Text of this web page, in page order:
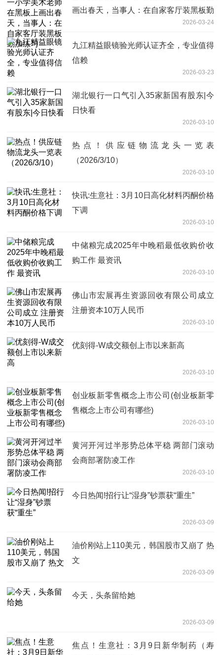
画出春天，当事人：在自家客厅装黑板勤
2026-03-24
九江精益眼镜验光师认证齐全，专业值得
信赖
2026-03-23
湖北银行一口气引入35家新国有股东|今
日快看
2026-03-10
热点！供应链物流龙头一览表
（2026/3/10）
2026-03-10
快讯:生意社：3月10日高化材料丙酮价格
下调
2026-03-10
中储粮完成2025年中晚稻最低收购价收
购工作 最资讯
2026-03-10
佛山市宏展再生资源回收有限公司成立
注册资本10万人民币
2026-03-10
优刻得-W成交额创上市以来新高
2026-03-10
创业板新零售概念上市公司(创业板新零
售概念上市公司有哪些)
2026-03-10
黄河开河过半形势总体平稳 两部门滚动
会商部署防凌工作
2026-03-10
今日热闻!招行让“湿身”钞票获“重生”
2026-03-09
油价刚站上110美元，韩国股市又崩了 热
文
2026-03-09
今天，头条留给她
2026-03-09
焦点！生意社：3月9日新华制药（寿